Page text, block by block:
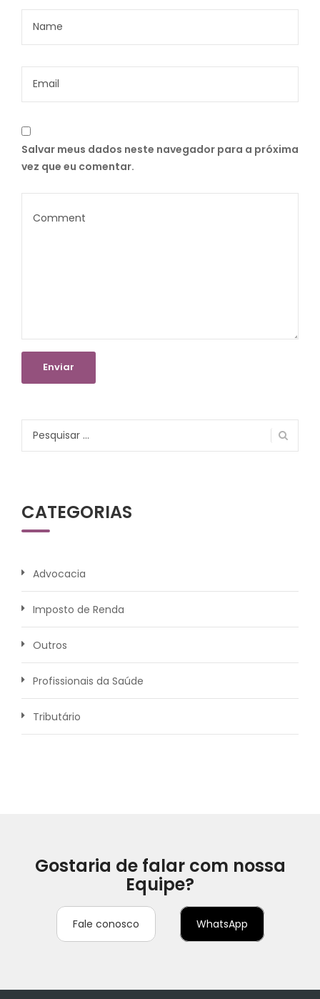
Salvar meus dados neste navegador para a próxima
vez que eu comentar.
CATEGORIAS
Advocacia
Imposto de Renda
Outros
Profissionais da Saúde
Tributário
Gostaria de falar com nossa
Equipe?
Fale conosco WhatsApp